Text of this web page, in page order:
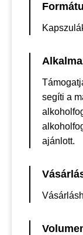
segíti a
ajánlott.